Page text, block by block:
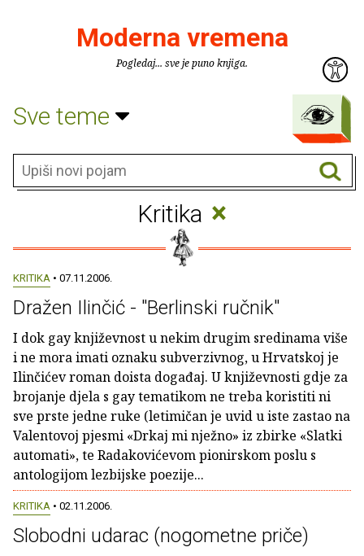
Moderna vremena
Pogledaj... sve je puno knjiga.
Sve teme
Kritika ×
KRITIKA • 07.11.2006.
Dražen Ilinčić - "Berlinski ručnik"
I dok gay književnost u nekim drugim sredinama više
i ne mora imati oznaku subverzivnog, u Hrvatskoj je
Ilinčićev roman doista događaj. U književnosti gdje za
brojanje djela s gay tematikom ne treba koristiti ni
sve prste jedne ruke (letimičan je uvid u iste zastao na
Valentovoj pjesmi «Drkaj mi nježno» iz zbirke «Slatki
automati», te Radakovićevom pionirskom poslu s
antologijom lezbijske poezije...
KRITIKA • 02.11.2006.
Slobodni udarac (nogometne priče)